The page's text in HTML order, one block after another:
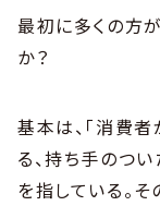
最初に多くの方
か？
基本は、「消費
る、持ち手のつ
を指している。